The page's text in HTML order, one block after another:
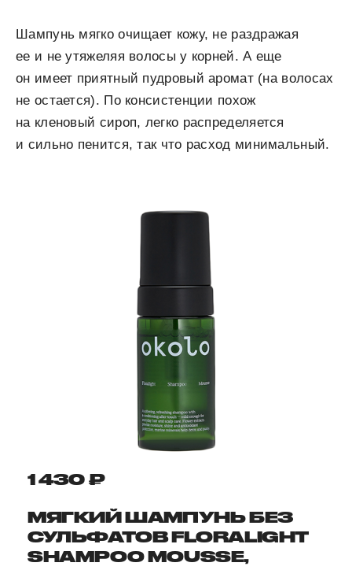
Шампунь мягко очищает кожу, не раздражая
ее и не утяжеляя волосы у корней. А еще
он имеет приятный пудровый аромат (на волосах
не остается). По консистенции похож
на кленовый сироп, легко распределяется
и сильно пенится, так что расход минимальный.
1 430 ₽
МЯГКИЙ ШАМПУНЬ БЕЗ
СУЛЬФАТОВ FLORALIGHT
SHAMPOO MOUSSE,